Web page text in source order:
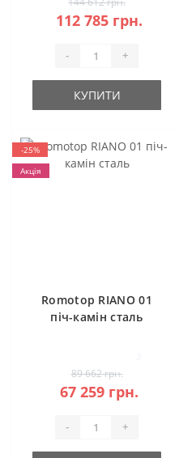
112 785 грн.
- +
КУПИТИ
-25%
Акція
Romotop RIANO 01
піч-камін сталь
89 662 грн.
67 259 грн.
- +